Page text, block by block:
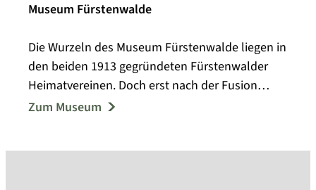
Museum Fürstenwalde
Die Wurzeln des Museum Fürstenwalde liegen in
den beiden 1913 gegründeten Fürstenwalder
Heimatvereinen. Doch erst nach der Fusion
beider Vereine im Jahr 1921 konnte ein Museum
Zum Museum